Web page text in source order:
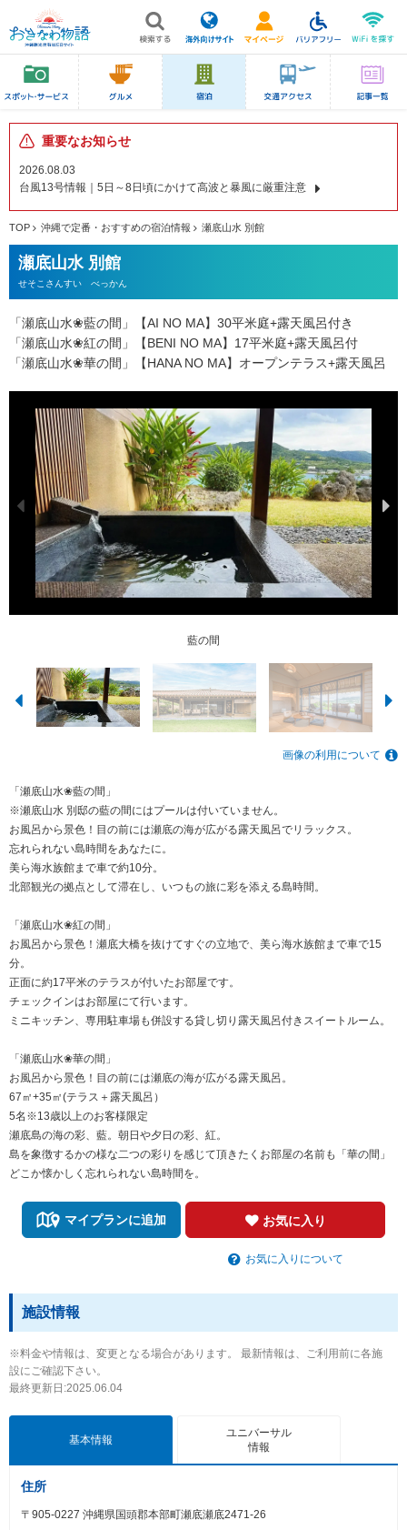
重要なお知らせ
2026.08.03
台風13号情報｜5日～8日頃にかけて高波と暴風に厳重注意
TOP 沖縄で定番・おすすめの宿泊情報 瀬底山水 別館
瀬底山水 別館
せそこさんすい べっかん
「瀬底山水❀藍の間」【AI NO MA】30平米庭+露天風呂付き
「瀬底山水❀紅の間」【BENI NO MA】17平米庭+露天風呂付
「瀬底山水❀華の間」【HANA NO MA】オープンテラス+露天風呂
藍の間
藍の間
藍の間
紅の間
藍の間
華の間
華の間
華の間
紅の間
紅の間
画像の利用について
「瀬底山水❀藍の間」
※瀬底山水 別邸の藍の間にはプールは付いていません。
お風呂から景色！目の前には瀬底の海が広がる露天風呂でリラックス。
忘れられない島時間をあなたに。
美ら海水族館まで車で約10分。
北部観光の拠点として滞在し、いつもの旅に彩を添える島時間。
「瀬底山水❀紅の間」
お風呂から景色！瀬底大橋を抜けてすぐの立地で、美ら海水族館まで車で15
分。
正面に約17平米のテラスが付いたお部屋です。
チェックインはお部屋にて行います。
ミニキッチン、専用駐車場も併設する貸し切り露天風呂付きスイートルーム。
「瀬底山水❀華の間」
お風呂から景色！目の前には瀬底の海が広がる露天風呂。
67㎡+35㎡(テラス＋露天風呂）
5名※13歳以上のお客様限定
瀬底島の海の彩、藍。朝日や夕日の彩、紅。
島を象徴するかの様な二つの彩りを感じて頂きたくお部屋の名前も「華の間」
どこか懐かしく忘れられない島時間を。
マイプランに追加 お気に入り
お気に入りについて
施設情報
※料金や情報は、変更となる場合があります。 最新情報は、ご利用前に各施
設にご確認下さい。
最終更新日:2025.06.04
基本情報
ユニバーサル
情報
住所
〒905-0227 沖縄県国頭郡本部町瀬底瀬底2471-26